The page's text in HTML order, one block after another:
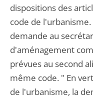
dispositions des
code de
demande au
d'aménagement
prévues au second
même code. " En
de l'urbanisme, la